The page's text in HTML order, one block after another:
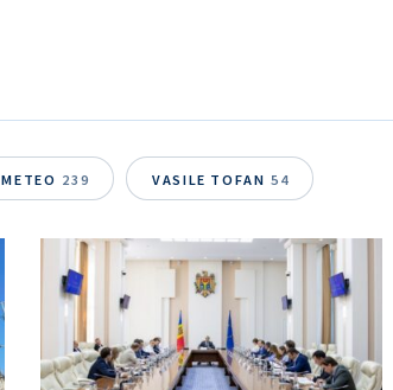
METEO 239 VASILE TOFAN 54
Telefon + Telefon personal
Am citit și sunt de acord cupolitica de
confidențialitate.
TRIMITE ȘTIREA